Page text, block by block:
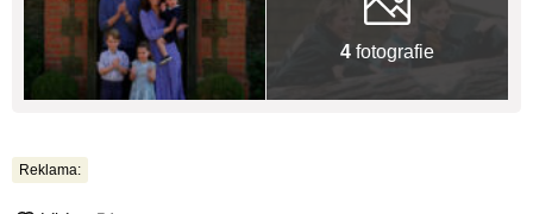
4 fotografie
Reklama: